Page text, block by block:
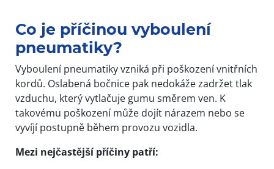
Co je příčinou vyboulení
pneumatiky?
Vyboulení pneumatiky vzniká při poškození vnitřních
kordů. Oslabená bočnice pak nedokáže zadržet tlak
vzduchu, který vytlačuje gumu směrem ven. K
takovému poškození může dojít nárazem nebo se
vyvíjí postupně během provozu vozidla.
Mezi nejčastější příčiny patří: